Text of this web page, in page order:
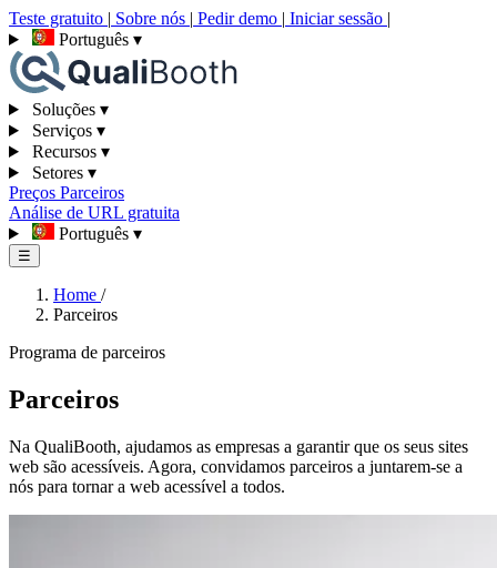
Teste gratuito | Sobre nós | Pedir demo | Iniciar sessão |
Português ▾
Soluções ▾
Serviços ▾
Recursos ▾
Setores ▾
Preços Parceiros
Análise de URL gratuita
Português ▾
☰
Home /
Parceiros
Programa de parceiros
Parceiros
Na QualiBooth, ajudamos as empresas a garantir que os seus sites
web são acessíveis. Agora, convidamos parceiros a juntarem-se a
nós para tornar a web acessível a todos.